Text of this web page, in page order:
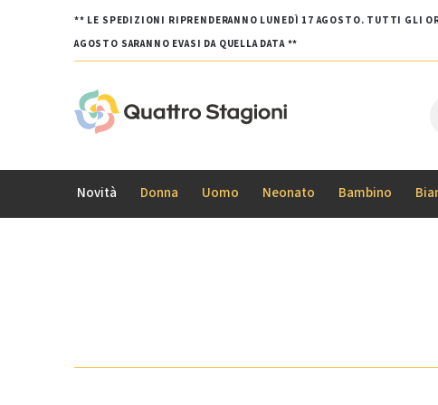
** LE SPEDIZIONI RIPRENDERANNO LUNEDÌ 17 AGOSTO. TUTTI GLI
AGOSTO SARANNO EVASI DA QUELLA DATA **
Novità Donna Uomo Neonato Bambino